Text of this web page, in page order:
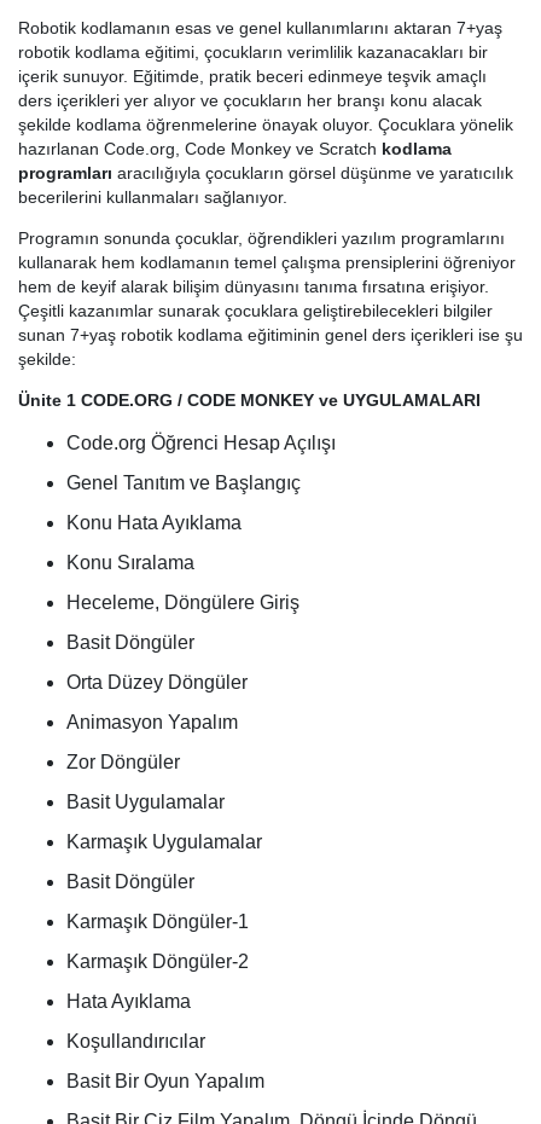
Robotik kodlamanın esas ve genel kullanımlarını aktaran 7+yaş
robotik kodlama eğitimi, çocukların verimlilik kazanacakları bir
içerik sunuyor. Eğitimde, pratik beceri edinmeye teşvik amaçlı
ders içerikleri yer alıyor ve çocukların her branşı konu alacak
şekilde kodlama öğrenmelerine önayak oluyor. Çocuklara yönelik
hazırlanan Code.org, Code Monkey ve Scratch kodlama
programları aracılığıyla çocukların görsel düşünme ve yaratıcılık
becerilerini kullanmaları sağlanıyor.
Programın sonunda çocuklar, öğrendikleri yazılım programlarını
kullanarak hem kodlamanın temel çalışma prensiplerini öğreniyor
hem de keyif alarak bilişim dünyasını tanıma fırsatına erişiyor.
Çeşitli kazanımlar sunarak çocuklara geliştirebilecekleri bilgiler
sunan 7+yaş robotik kodlama eğitiminin genel ders içerikleri ise şu
şekilde:
Ünite 1 CODE.ORG / CODE MONKEY ve UYGULAMALARI
Code.org Öğrenci Hesap Açılışı
Genel Tanıtım ve Başlangıç
Konu Hata Ayıklama
Konu Sıralama
Heceleme, Döngülere Giriş
Basit Döngüler
Orta Düzey Döngüler
Animasyon Yapalım
Zor Döngüler
Basit Uygulamalar
Karmaşık Uygulamalar
Basit Döngüler
Karmaşık Döngüler-1
Karmaşık Döngüler-2
Hata Ayıklama
Koşullandırıcılar
Basit Bir Oyun Yapalım